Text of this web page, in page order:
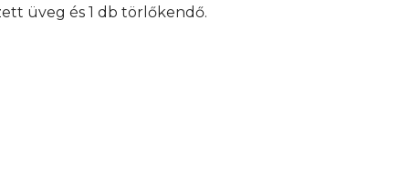
üveg és 1 db törlőkendő.